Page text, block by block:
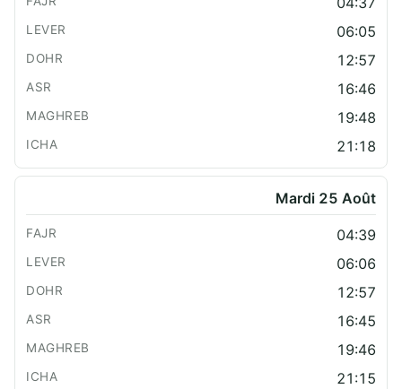
06:05
12:57
16:46
19:48
21:18
Mardi 25 Août
04:39
06:06
12:57
16:45
19:46
21:15